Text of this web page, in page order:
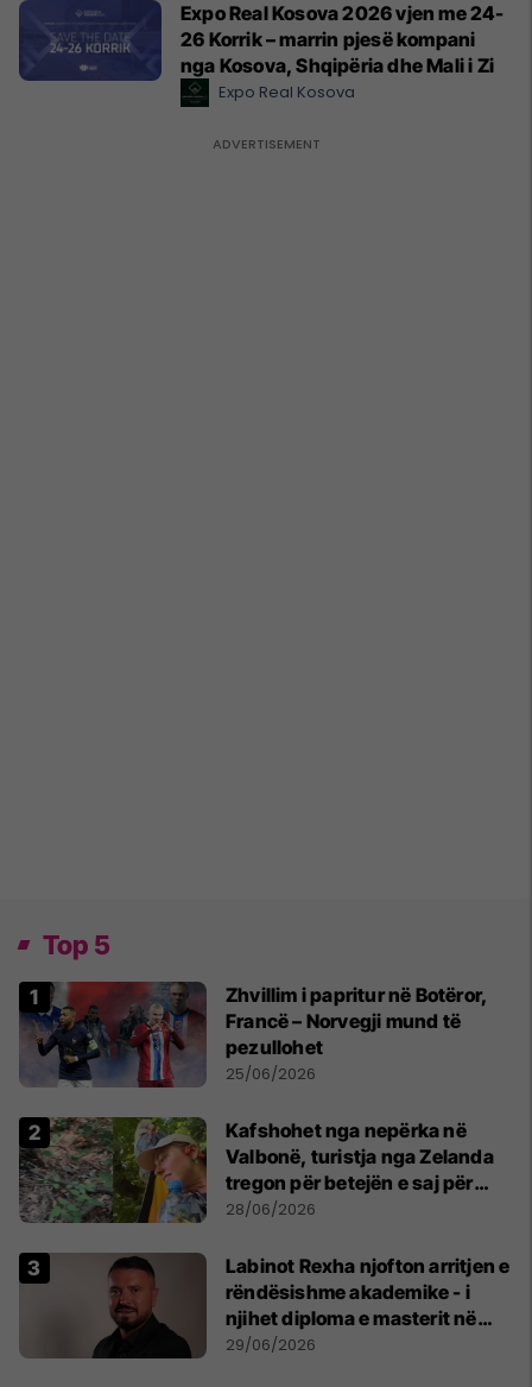
Expo Real Kosova 2026 vjen me 24-
26 Korrik – marrin pjesë kompani
nga Kosova, Shqipëria dhe Mali i Zi
Expo Real Kosova
Top 5
Zhvillim i papritur në Botëror,
Francë – Norvegji mund të
pezullohet
25/06/2026
Kafshohet nga nepërka në
Valbonë, turistja nga Zelanda
tregon për betejën e saj për
mbijetesë
28/06/2026
Labinot Rexha njofton arritjen e
rëndësishme akademike - i
njihet diploma e masterit në
Psikologji në Zvicër
29/06/2026